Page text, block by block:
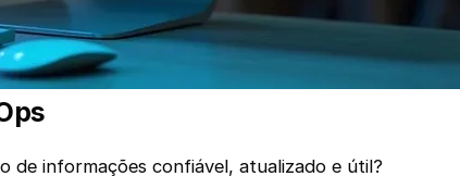
de informações confiável, atualizado e útil?